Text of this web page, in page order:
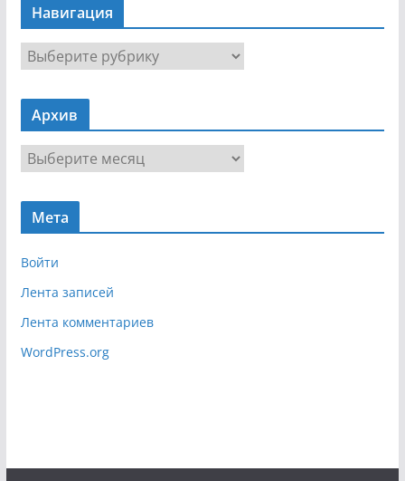
Навигация
Н
а
в
г
я
Архив
р
х
Мета
Войти
Лента записей
Лента комментариев
WordPress.org